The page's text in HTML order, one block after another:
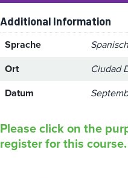
Additional Information
Sprache
Spanisch
Ort
Ciudad
Datum
Please click on the
register for this course.